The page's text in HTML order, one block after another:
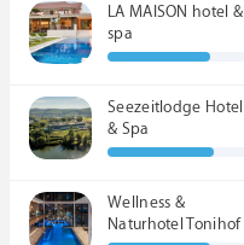
LA MAISON hotel &
spa
Seezeitlodge Hotel
& Spa
Wellness &
Naturhotel Tonihof